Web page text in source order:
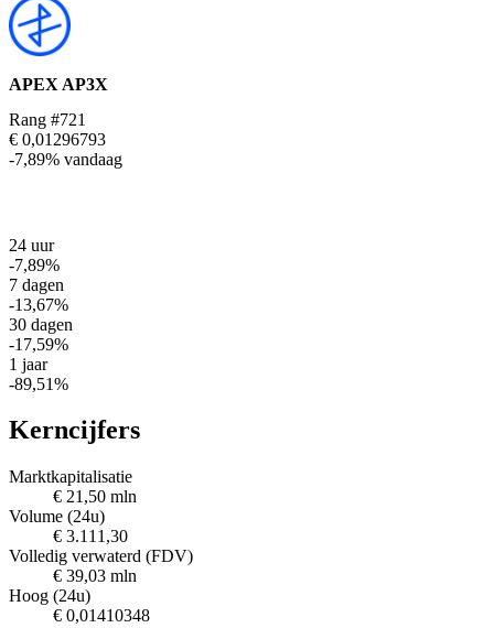
APEX AP3X
Rang #721
€ 0,01296793
-7,89% vandaag
24 uur
-7,89%
7 dagen
-13,67%
30 dagen
-17,59%
1 jaar
-89,51%
Kerncijfers
Marktkapitalisatie
€ 21,50 mln
Volume (24u)
€ 3.111,30
Volledig verwaterd (FDV)
€ 39,03 mln
Hoog (24u)
€ 0,01410348